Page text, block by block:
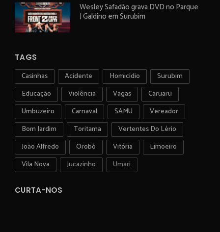
Wesley Safadão grava DVD no Parque
J Galdino em Surubim
TAGS
Casinhas Acidente Homicídio
Surubim
Educação
Violência Vagas
Caruaru
Umbuzeiro
Carnaval SAMU
Vereador
Bom Jardim
Toritama
Vertentes Do Lério
João Alfredo
Orobó Vitória
Limoeiro
Vila Nova
Jucazinho Umari
CURTA-NOS